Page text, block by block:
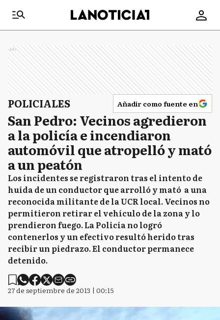
Ads
POLICIALES Añadir como fuente en
San Pedro: Vecinos agredieron
a la policía e incendiaron
automóvil que atropelló y mató
a un peatón
Los incidentes se registraron tras el intento de
huída de un conductor que arrolló y mató a una
reconocida militante de la UCR local. Vecinos no
permitieron retirar el vehículo de la zona y lo
prendieron fuego. La Policía no logró
contenerlos y un efectivo resultó herido tras
recibir un piedrazo. El conductor permanece
detenido.
27 de septiembre de 2013 | 00:15